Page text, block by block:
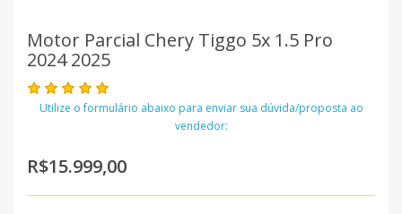
Motor Parcial Chery Tiggo 5x 1.5 Pro
2024 2025
Utilize o formulário abaixo para enviar sua dúvida/proposta ao
vendedor:
R$15.999,00